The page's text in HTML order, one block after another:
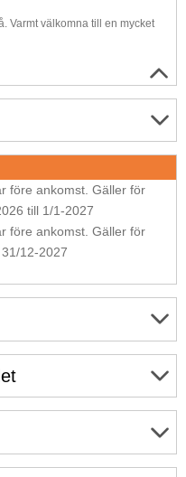
Varmt välkomna till en mycket
före ankomst. Gäller för
till 1/1-2027
före ankomst. Gäller för
12-2027